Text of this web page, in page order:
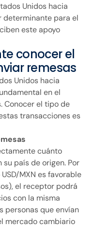
Unidos hacia
determinante para el
este apoyo
conocer el
remesas
Unidos hacia
en el
Conocer el tipo de
transacciones es
cuánto
país de origen. Por
MXN es favorable
el receptor podrá
con la misma
personas que envían
mercado cambiario